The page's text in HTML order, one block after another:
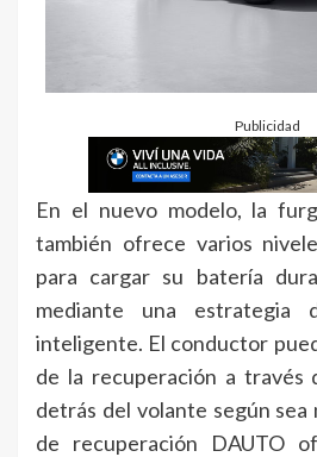
Publicidad
En el nuevo modelo, la
también ofrece varios
para cargar su batería
mediante una estrategia
inteligente. El conductor
de la recuperación a través
detrás del volante según sea
de recuperación DAUTO